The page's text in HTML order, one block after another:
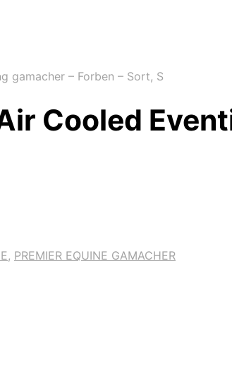
gamacher – Forben – Sort, S
Cooled
, PREMIER EQUINE GAMACHER